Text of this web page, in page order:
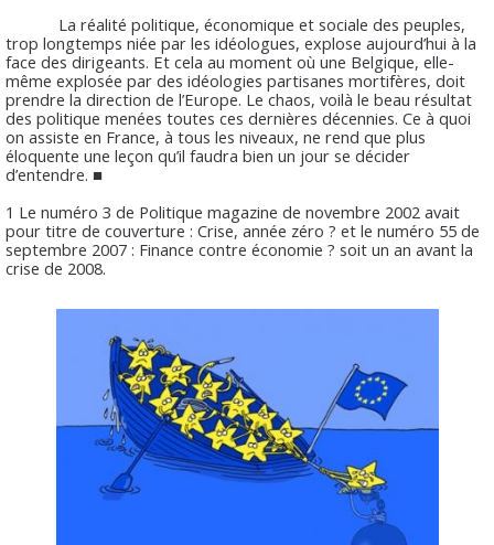
La réalité politique, économique et sociale des peuples,
trop longtemps niée par les idéologues, explose aujourd’hui à la
face des dirigeants. Et cela au moment où une Belgique, elle-
même explosée par des idéologies partisanes mortifères, doit
prendre la direction de l’Europe. Le chaos, voilà le beau résultat
des politique menées toutes ces dernières décennies. Ce à quoi
on assiste en France, à tous les niveaux, ne rend que plus
éloquente une leçon qu’il faudra bien un jour se décider
d’entendre. ■
1 Le numéro 3 de Politique magazine de novembre 2002 avait
pour titre de couverture : Crise, année zéro ? et le numéro 55 de
septembre 2007 : Finance contre économie ? soit un an avant la
crise de 2008.